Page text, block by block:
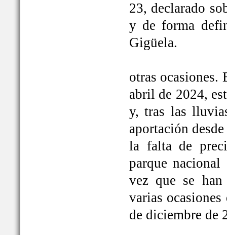
23, declarado
y de forma
Gigüela.
otras ocasiones.
abril de 2024,
y, tras las
aportación
la falta de
parque
vez que se
varias
de diciembre de